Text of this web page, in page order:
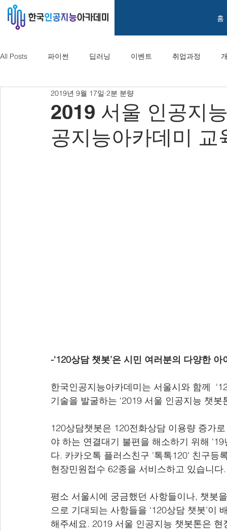
홈
All Posts 파이썬 딥러닝 이벤트 취업과정
2019 서울 인공지
공지능아카데미 교
2019년 9월 17일 2분 분량
-‘120상담 챗봇’은 시민 여러분의 다양한
한국인공지능아카데미는 서울시와 함께
기술을 발굴하는 ‘2019 서울 인공지능 챗봇
120상담챗봇은 120전화상담 이용량 증가
야 하는 연결대기 불편을 해소하기 위해
다. 카카오톡 플러스친구 '톡톡120' 친구등
현장민원접수 62종을 서비스하고 있습니다.
평소 서울시에 궁금했던 사항들이나, 챗봇
으로 기대되는 사항들을 ‘120상담 챗봇’이
해주세요. 2019 서울 인공지능 챗봇톤은